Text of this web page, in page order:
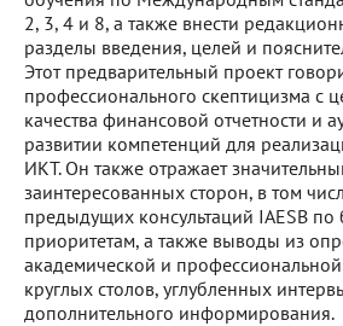
2, 3, 4 и 8, а также внести
разделы введения, целей и
Этот предварительный проект
профессионального скептицизма с
качества финансовой отчетности и
развитии компетенций для
ИКТ. Он также отражает
заинтересованных сторон, в том
предыдущих консультаций IAESB по
приоритетам, а также выводы из
академической и
круглых столов, углубленных
дополнительного информирования.